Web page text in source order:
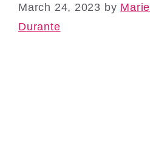
March 24, 2023 by
Durante